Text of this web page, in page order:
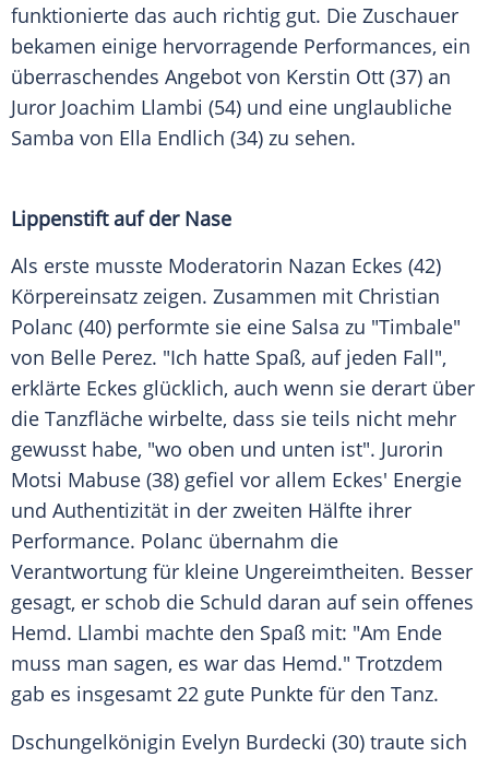
funktionierte das auch richtig gut. Die Zuschauer
bekamen einige hervorragende Performances, ein
überraschendes Angebot von Kerstin Ott (37) an
Juror Joachim Llambi (54) und eine unglaubliche
Samba von Ella Endlich (34) zu sehen.
Lippenstift auf der Nase
Als erste musste Moderatorin Nazan Eckes (42)
Körpereinsatz zeigen. Zusammen mit Christian
Polanc (40) performte sie eine Salsa zu "Timbale"
von Belle Perez. "Ich hatte Spaß, auf jeden Fall",
erklärte Eckes glücklich, auch wenn sie derart über
die Tanzfläche wirbelte, dass sie teils nicht mehr
gewusst habe, "wo oben und unten ist". Jurorin
Motsi Mabuse (38) gefiel vor allem Eckes' Energie
und Authentizität in der zweiten Hälfte ihrer
Performance. Polanc übernahm die
Verantwortung für kleine Ungereimtheiten. Besser
gesagt, er schob die Schuld daran auf sein offenes
Hemd. Llambi machte den Spaß mit: "Am Ende
muss man sagen, es war das Hemd." Trotzdem
gab es insgesamt 22 gute Punkte für den Tanz.
Dschungelkönigin Evelyn Burdecki (30) traute sich